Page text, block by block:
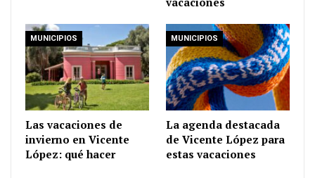
MUNICIPIOS
Las vacaciones de
invierno en Vicente
López: qué hacer
MUNICIPIOS
La agenda destacada
de Vicente López para
estas vacaciones